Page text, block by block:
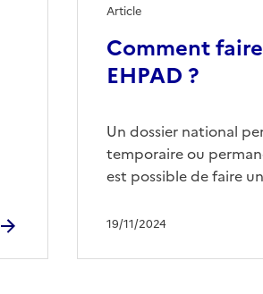
Comment
EHPAD ?
19/11/2024
Article
Un dossier national
temporaire ou
est possible de faire